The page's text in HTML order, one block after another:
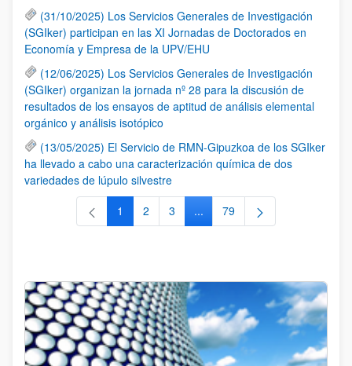
(31/10/2025) Los Servicios Generales de Investigación
(SGIker) participan en las XI Jornadas de Doctorados en
Economía y Empresa de la UPV/EHU
(12/06/2025) Los Servicios Generales de Investigación
(SGIker) organizan la jornada nº 28 para la discusión de
resultados de los ensayos de aptitud de análisis elemental
orgánico y análisis isotópico
(13/05/2025) El Servicio de RMN-Gipuzkoa de los SGIker
ha llevado a cabo una caracterización química de dos
variedades de lúpulo silvestre
Página
1 Página
2 Página
3 ...Páginas intermedias Use TAB
Página
79